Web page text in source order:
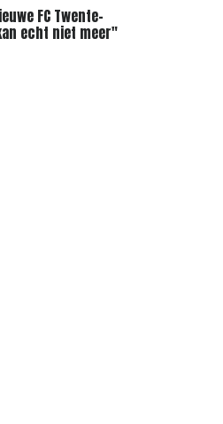
FC Twente-
echt niet meer"